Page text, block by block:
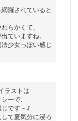
羅されていると
らかくて、
ていますね。
少女っぽい感じ
ラストは
ーで、
です～♪
て夏気分に浸ろ